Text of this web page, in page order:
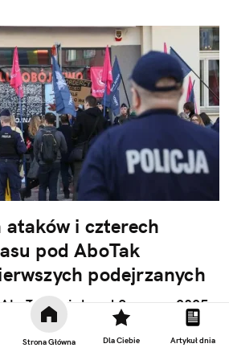
Strona Główna Dla Ciebie Artykuł dnia
ataków i czterech
pod AboTak
podejrzanych
działa od 8 marca 2025
trzy niesamowite osoby –
Justyna Wydrzyńska i Kinga